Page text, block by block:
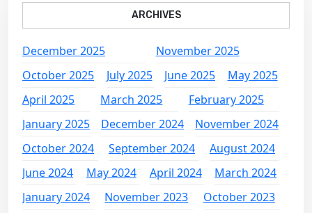
ARCHIVES
December 2025
November 2025
October 2025
July 2025 June 2025
May 2025
April 2025
March 2025
February 2025
January 2025
December 2024
November 2024
October 2024
September 2024
August 2024
June 2024
May 2024 April 2024
March 2024
January 2024
November 2023
October 2023